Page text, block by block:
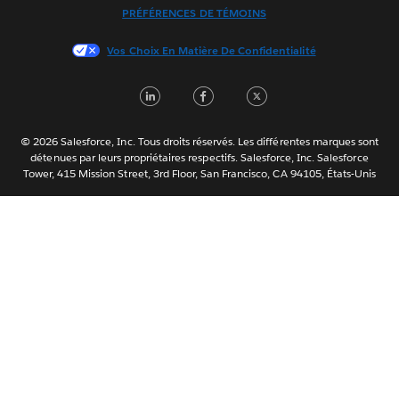
한국어
Português
ไทย
简体中文
PRÉFÉRENCES DE TÉMOINS
Vos Choix En Matière De Confidentialité
LinkedInFacebook
© 2026 Salesforce, Inc. Tous droits réservés. Les différentes marques sont
détenues par leurs propriétaires respectifs. Salesforce, Inc. Salesforce
Tower, 415 Mission Street, 3rd Floor, San Francisco, CA 94105, États-Unis